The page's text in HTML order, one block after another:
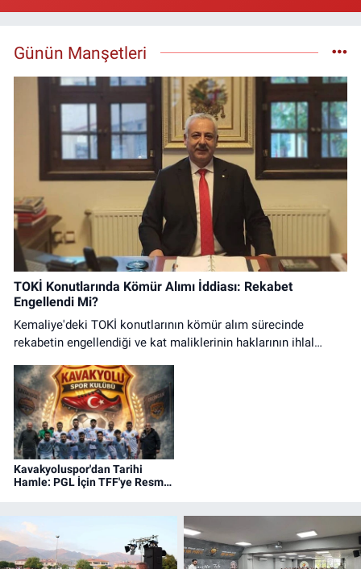
Günün Manşetleri
TOKİ Konutlarında Kömür Alımı İddiası: Rekabet
Engellendi Mi?
Kemaliye'deki TOKİ konutlarının kömür alım sürecinde
rekabetin engellendiği ve kat maliklerinin haklarının ihlal
Kavakyoluspor'dan Tarihi
Hamle: PGL İçin TFF'ye Resmi